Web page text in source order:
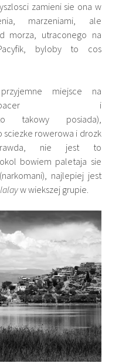
zamieni sie ona w
marzeniami, ale
morza, utraconego na
byloby to cos
miejsce na
spacer i
takowy posiada),
rowerowa i drozk
nie jest to
bowiem paletaja sie
najlepiej jest
w wiekszej grupie.